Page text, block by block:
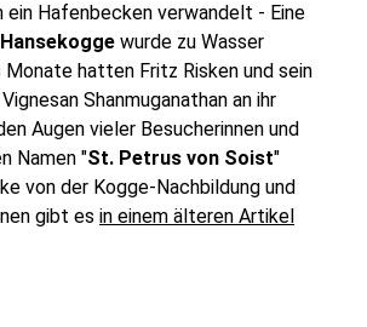
ein Hafenbecken verwandelt - Eine
wurde zu Wasser
Monate hatten Fritz Risken und sein
Shanmuganathan an ihr
Augen vieler Besucherinnen und
Namen "St. Petrus von Soist"
von der Kogge-Nachbildung und
gibt es in einem älteren Artikel